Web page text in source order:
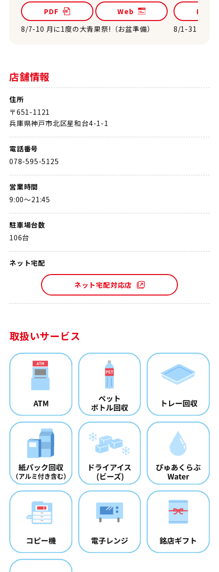
PDF
Web
8/7-10 月に1度の大青果祭!（お盆準備）
PDF
8/1-31 第3回
店舗情報
住所
〒651-1121
兵庫県神戸市北区星和台4-1-1
電話番号
078-595-5125
営業時間
9:00～21:45
駐車場台数
106台
ネット宅配
ネット宅配対応店
取扱いサービス